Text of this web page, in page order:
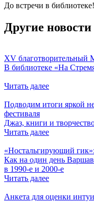
До встречи в библиотеке!
Другие новости
XV благотворительный
В библиотеке «На
Читать далее
Подводим итоги яркой
фестиваля
Джаз, книги и
Читать далее
«Ностальгирующий
Как на один день
в 1990-е и 2000-е
Читать далее
Анкета для оценки